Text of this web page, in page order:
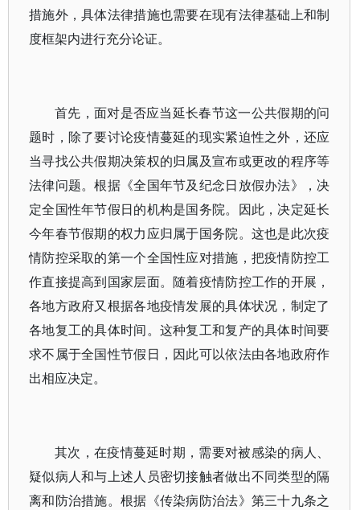
措施外，具体法律措施也需要在现有法律基础上和制
度框架内进行充分论证。
首先，面对是否应当延长春节这一公共假期的问
题时，除了要讨论疫情蔓延的现实紧迫性之外，还应
当寻找公共假期决策权的归属及宣布或更改的程序等
法律问题。根据《全国年节及纪念日放假办法》，决
定全国性年节假日的机构是国务院。因此，决定延长
今年春节假期的权力应归属于国务院。这也是此次疫
情防控采取的第一个全国性应对措施，把疫情防控工
作直接提高到国家层面。随着疫情防控工作的开展，
各地方政府又根据各地疫情发展的具体状况，制定了
各地复工的具体时间。这种复工和复产的具体时间要
求不属于全国性节假日，因此可以依法由各地政府作
出相应决定。
其次，在疫情蔓延时期，需要对被感染的病人、
疑似病人和与上述人员密切接触者做出不同类型的隔
离和防治措施。根据《传染病防治法》第三十九条之